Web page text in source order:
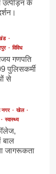
उत्पीड़न के
विविध
गणपति
पुलिसकर्मी
से
नगर
खेल
स्वास्थ्य
बाल
जागरूकता